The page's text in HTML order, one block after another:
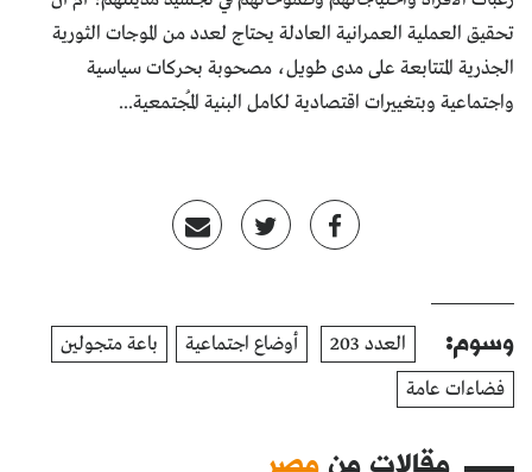
تحقيق العملية العمرانية العادلة يحتاج لعدد من الموجات الثورية
الجذرية المتتابعة على مدى طويل، مصحوبة بحركات سياسية
واجتماعية وبتغييرات اقتصادية لكامل البنية المُجتمعية...
وسوم: العدد 203 أوضاع اجتماعية
باعة متجولين
فضاءات عامة
مقالات منمصر